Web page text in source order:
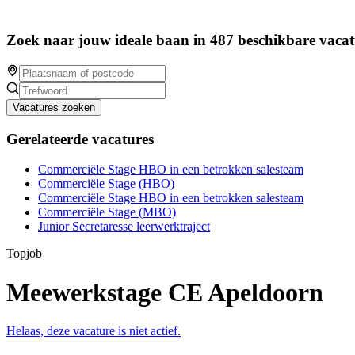
Zoek naar jouw ideale baan in 487 beschikbare
Vacatures zoeken
Gerelateerde vacatures
Commerciële Stage HBO in een betrokken salesteam
Commerciële Stage (HBO)
Commerciële Stage HBO in een betrokken salesteam
Commerciële Stage (MBO)
Junior Secretaresse leerwerktraject
Topjob
Meewerkstage CE Apeldoorn
Helaas, deze vacature is niet actief.